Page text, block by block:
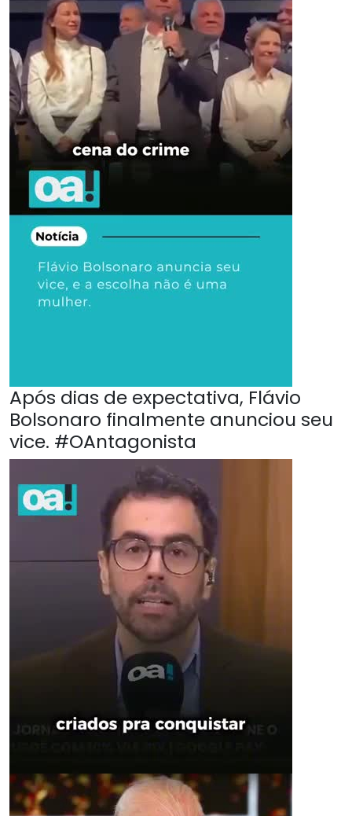
Após dias de expectativa, Flávio
Bolsonaro finalmente anunciou seu
vice. #OAntagonista